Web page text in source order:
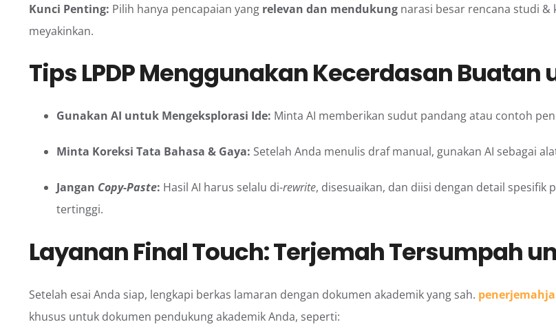
Kunci Penting: Pilih hanya pencapaian yang relevan dan mendukung narasi besar rencana studi &
meyakinkan.
Tips LPDP Menggunakan Kecerdasan Buatan
Gunakan AI untuk Mengeksplorasi Ide: Minta AI memberikan sudut pandang atau contoh
Minta Koreksi Tata Bahasa & Gaya: Setelah Anda menulis draf manual, gunakan AI sebagai
Jangan Copy-Paste: Hasil AI harus selalu di-rewrite, disesuaikan, dan diisi dengan detail spesifik
tertinggi.
Layanan Final Touch: Terjemah Tersumpah
Setelah esai Anda siap, lengkapi berkas lamaran dengan dokumen akademik yang sah.
khusus untuk dokumen pendukung akademik Anda, seperti: